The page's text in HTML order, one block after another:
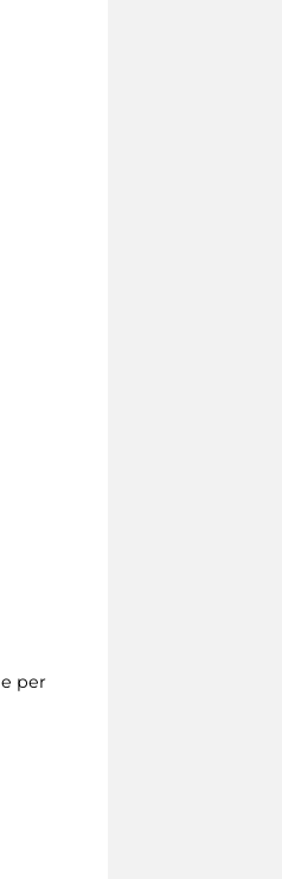
e per